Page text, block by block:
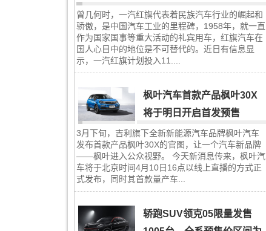
曾几何时，一汽红旗代表着民族汽车行业的崛起和
骄傲，是中国汽车工业的里程碑，1958年，就一直
作为国家国事等重大活动的礼宾用车，红旗汽车在
国人心目中的地位是不可替代的。近日有信息显
示，一汽红旗计划投入11....
枫叶汽车首款产品枫叶30X
将于明日开启首发预售
3月下旬，吉利旗下全新新能源汽车品牌枫叶汽车
发布首款产品枫叶30X的官图，让一个汽车新品牌
——枫叶进入公众视野。 今天新消息传来，枫叶汽
车将于北京时间4月10日16点以线上直播的方式正
式发布，同时其首款量产车...
轿跑SUV领克05限量发售